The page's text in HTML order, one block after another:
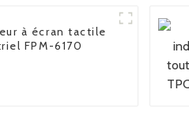
à écran tactile
FPM-6170